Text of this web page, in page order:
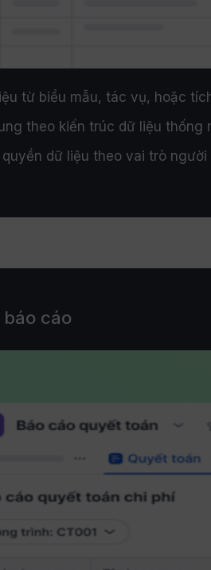
từ biểu mẫu, tác vụ, hoặc
theo kiến trúc dữ liệu
quyền dữ liệu theo vai trò
cáo